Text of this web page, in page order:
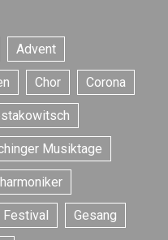
Advent
Chor Corona
Musiktage
Festival Gesang